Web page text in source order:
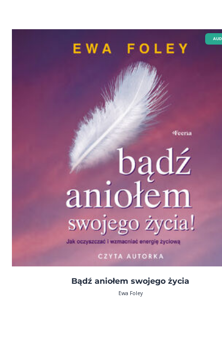
Bądź aniołem swojego życia
Ewa Foley